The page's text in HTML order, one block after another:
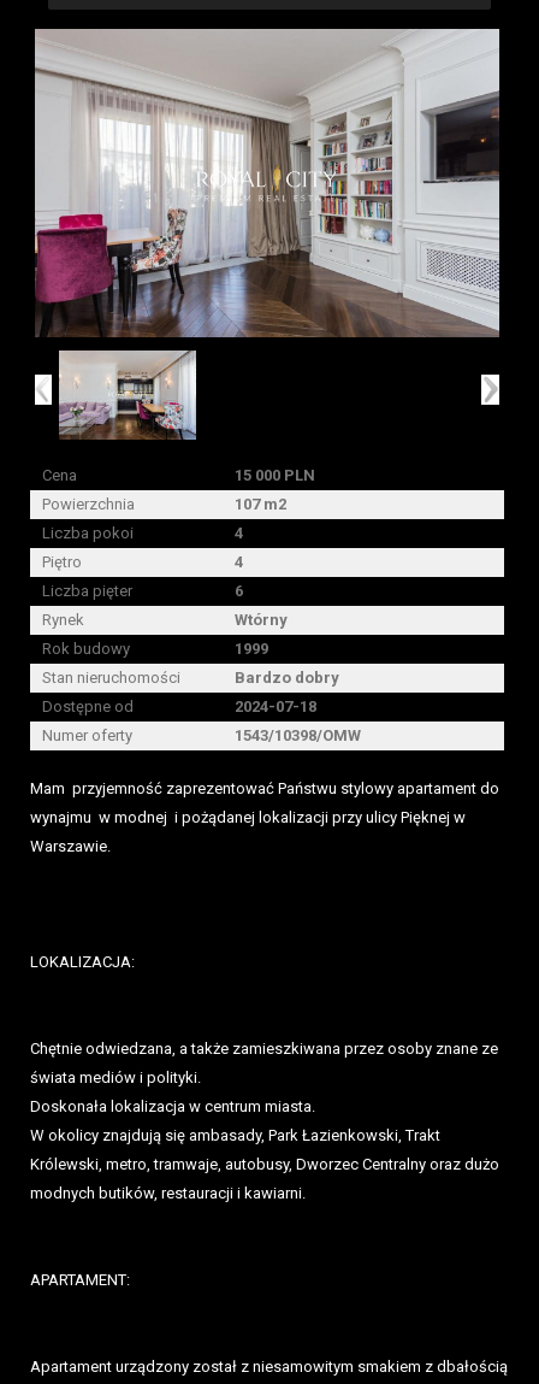
Cena
15 000 PLN
Powierzchnia
107 m2
Liczba pokoi
4
Piętro
4
Liczba pięter
6
Rynek
Wtórny
Rok budowy
1999
Stan nieruchomości
Bardzo dobry
Dostępne od
2024-07-18
Numer oferty
1543/10398/OMW
Mam przyjemność zaprezentować Państwu stylowy apartament do
wynajmu w modnej i pożądanej lokalizacji przy ulicy Pięknej w
Warszawie.
LOKALIZACJA:
Chętnie odwiedzana, a także zamieszkiwana przez osoby znane ze
świata mediów i polityki.
Doskonała lokalizacja w centrum miasta.
W okolicy znajdują się ambasady, Park Łazienkowski, Trakt
Królewski, metro, tramwaje, autobusy, Dworzec Centralny oraz dużo
modnych butików, restauracji i kawiarni.
APARTAMENT:
Apartament urządzony został z niesamowitym smakiem z dbałością